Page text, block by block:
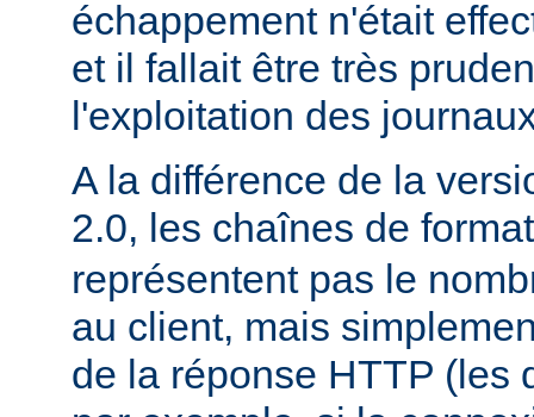
échappement n'était
et il fallait être très
l'exploitation des
A la différence de la
2.0, les chaînes de
représentent pas le
au client, mais
de la réponse HTTP (les